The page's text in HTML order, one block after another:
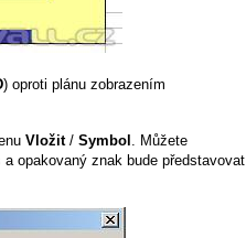
) oproti plánu zobrazením
Vložit/ Symbol . Můžete
opakovaný znak bude představovat